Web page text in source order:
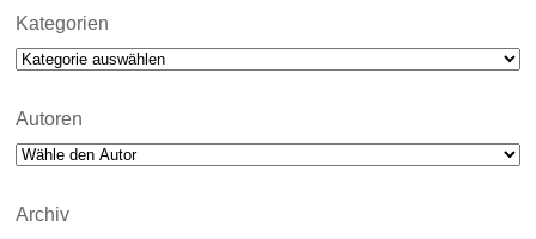
i
e
Kategorien
Kategorien
Autoren
Archiv